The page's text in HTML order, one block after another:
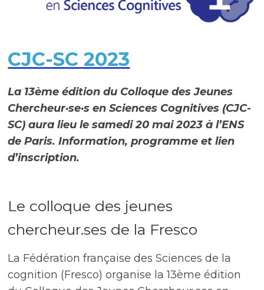
CJC-SC 2023
La 13ème édition du Colloque des Jeunes
Chercheur·se·s en Sciences Cognitives (CJC-
SC) aura lieu le samedi 20 mai 2023 à l’ENS
de Paris. Information, programme et lien
d’inscription.
Le colloque des jeunes
chercheur.ses de la Fresco
La Fédération française des Sciences de la
cognition (Fresco) organise la 13ème édition